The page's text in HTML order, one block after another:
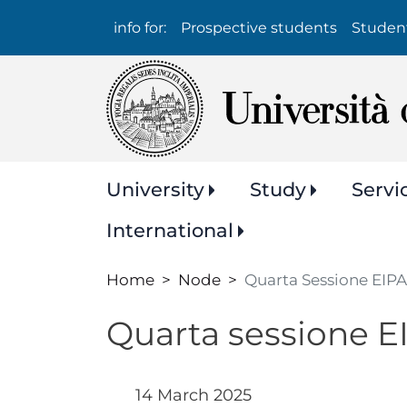
Info
per:
info for: Prospective students
Navigazione
principale
University Study
International
Home Node Quarta Sessione
Quarta sessione
14 March 2025